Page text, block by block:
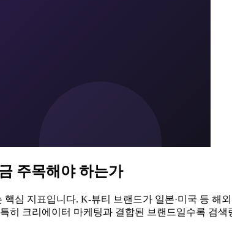
주목해야 하는가
심 지표입니다. K-뷰티 브랜드가 일본·미국 등 해
히 크리에이터 마케팅과 결합된 브랜드일수록 검